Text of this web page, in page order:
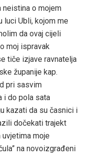
neistina o mojem
luci Ubli, kojom me
da ovaj cijeli
moj ispravak
tiče izjave ravnatelja
županije kap.
pri sasvim
i do pola sata
kazati da su časnici i
dočekati trajekt
moje
na novoizgrađeni